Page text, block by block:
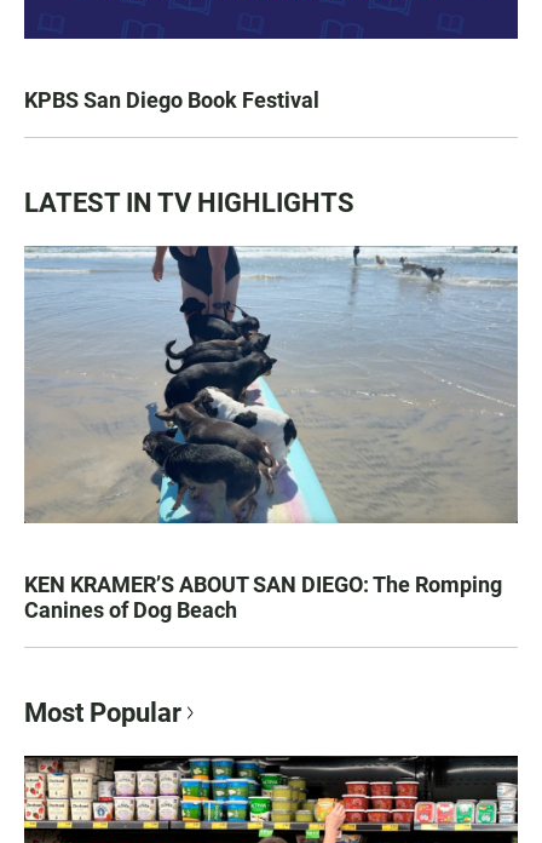
KPBS San Diego Book Festival
LATEST IN TV HIGHLIGHTS
KEN KRAMER’S ABOUT SAN DIEGO: The Romping
Canines of Dog Beach
Most Popular